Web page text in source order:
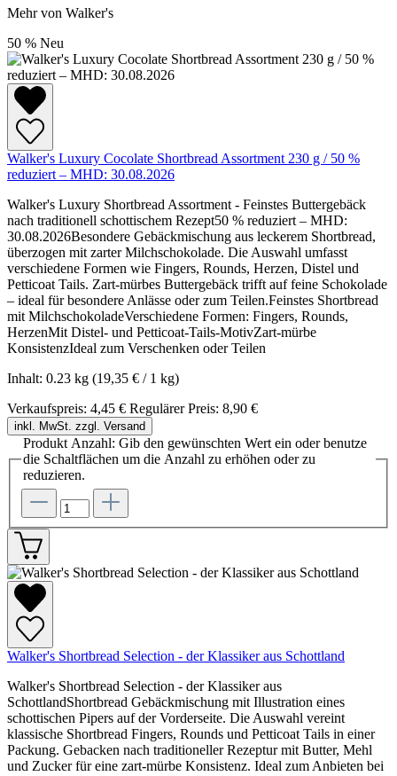
Mehr von Walker's
50 % Neu
Walker's Luxury Cocolate Shortbread Assortment 230 g / 50 %
reduziert – MHD: 30.08.2026
Walker's Luxury Shortbread Assortment - Feinstes Buttergebäck
nach traditionell schottischem Rezept50 % reduziert – MHD:
30.08.2026Besondere Gebäckmischung aus leckerem Shortbread,
überzogen mit zarter Milchschokolade. Die Auswahl umfasst
verschiedene Formen wie Fingers, Rounds, Herzen, Distel und
Petticoat Tails. Zart-mürbes Buttergebäck trifft auf feine Schokolade
– ideal für besondere Anlässe oder zum Teilen.Feinstes Shortbread
mit MilchschokoladeVerschiedene Formen: Fingers, Rounds,
HerzenMit Distel- und Petticoat-Tails-MotivZart-mürbe
KonsistenzIdeal zum Verschenken oder Teilen
Inhalt: 0.23 kg (19,35 € / 1 kg)
Verkaufspreis: 4,45 € Regulärer Preis: 8,90 €
inkl. MwSt. zzgl. Versand
Produkt Anzahl: Gib den gewünschten Wert ein oder benutze
die Schaltflächen um die Anzahl zu erhöhen oder zu
reduzieren.
Walker's Shortbread Selection - der Klassiker aus Schottland
Walker's Shortbread Selection - der Klassiker aus
SchottlandShortbread Gebäckmischung mit Illustration eines
schottischen Pipers auf der Vorderseite. Die Auswahl vereint
klassische Shortbread Fingers, Rounds und Petticoat Tails in einer
Packung. Gebacken nach traditioneller Rezeptur mit Butter, Mehl
und Zucker für eine zart-mürbe Konsistenz. Ideal zum Anbieten bei